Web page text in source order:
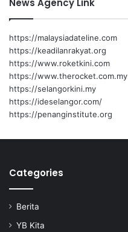
News Agency Link
https://malaysiadateline.com
https://keadilanrakyat.org
https://www.roketkini.com
https://www.therocket.com.my
https://selangorkini.my
https://ideselangor.com/
https://penanginstitute.org
Categories
Berita
YB Kita